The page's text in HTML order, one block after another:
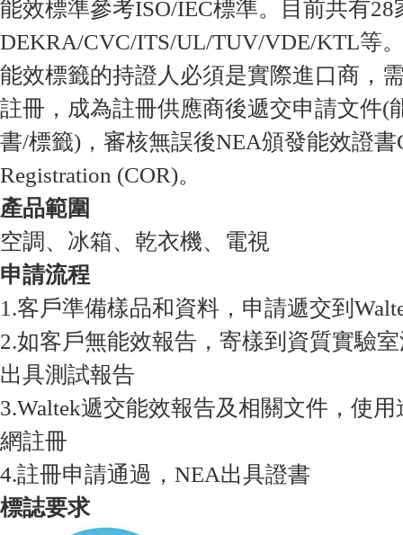
能效標準參考ISO/IEC標準。目前共有
DEKRA/CVC/ITS/UL/TUV/VDE/KTL等
能效標籤的持證人必須是實際進口商，
註冊，成為註冊供應商後遞交申請文件(
書/標籤)，審核無誤後NEA頒發能效證書
Registration (COR)。
產品範圍
空調、冰箱、乾衣機、電視
申請流程
1.客戶準備樣品和資料，申請遞交到
2.如客戶無能效報告，寄樣到資質實驗
出具測試報告
3.Waltek遞交能效報告及相關文件，使
網註冊
4.註冊申請通過，NEA出具證書
標誌要求